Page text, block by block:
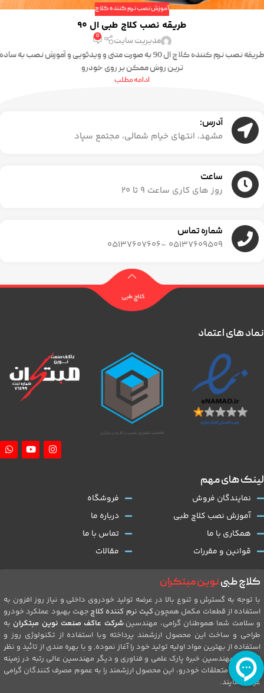
آموزش نصب نرم کننده کلاچ
طریقه نصب کلاچ طبی ال 90
مدیریت سایت 0
طریقه نصب نرم کننده کلاچ ال 90 به صورت متنی و ویدئویی و آموزش نصب به ساده
ترین روش ممکن بر روی خودرو
ادامه مطلب
آدرس:
مشهد، انتهای خیام شمالی، مجتمع سپاد
ساعت
روز های کاری ساعت ۹ تا ۲۰
شماره تماس
05137609509 -05137607606
کلاچ طبینوین مبتکران
با توجه به گسترش و تنوع بالا در عرضه تولید خودروی داخلی و نیاز روز افزون به
استفاده از قطعات مکمل همچون کیت نرم کننده کلاچ جهت بهبود عملکرد خودرو
و سلامت شما هموطنان گرامی، مهندسین شرکت عاکف صنعت نوین مبتکران به
طراحی و ساخت این محصول ارزشمند پرداخته وبا استفاده از تکنولوژی روز و
استفاده از بهترین مواد اولیه تولید خود را آغاز نموده, و با بهره مندی از تائید و نظر
ارزشمند مهندسین خبره پارک علمی و فناوری و دیگر مهندسین عالی رتبه در زمینه
تولیدات و متعلقات خودرو، این محصول ارزشمند را به عموم مصرف کنندگان گرامی
عرضه نمایند.
لینک های مهم
نمایندگان فروش
آموزش نصب کلاچ طبی
همکاری با ما
قوانین و مقررات
فروشگاه
درباره ما
تماس با ما
مقالات
نماد های اعتماد